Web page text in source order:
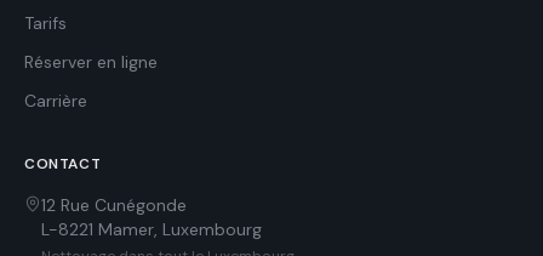
Tarifs
Réserver en ligne
Carrière
CONTACT
12 Rue Cunégonde
L-8221 Mamer, Luxembourg